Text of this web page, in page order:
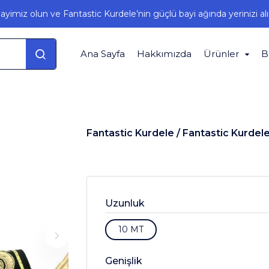
olun ve Fantastic Kurdele’nin güçlü bayi ağında yerinizi
Ana Sayfa Hakkımızda Ürünler
Fantastic Kurdele / Fantastic
Uzunluk
10 MT
Genişlik